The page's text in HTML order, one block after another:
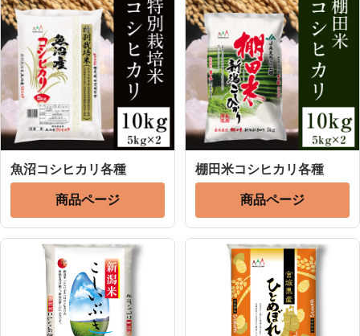
魚沼コシヒカリ各種
商品ページ
棚田米コシヒカリ各種
商品ページ